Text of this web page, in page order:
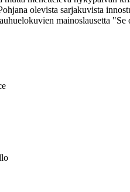
olevista sarjakuvista
mainoslausetta "Se